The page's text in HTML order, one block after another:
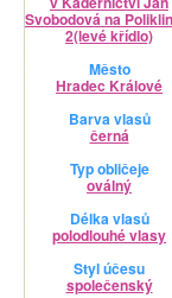
Svobodová na
2(levé křídlo)
Město
Hradec Králové
Barva vlasů
černá
Typ obličeje
oválný
Délka vlasů
polodlouhé vlasy
Styl účesu
společenský